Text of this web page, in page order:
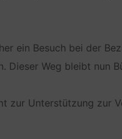
ein Besuch bei der
Dieser Weg bleibt nun
zur Unterstützung zur